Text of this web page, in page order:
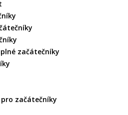
začátečníky
začátečníky